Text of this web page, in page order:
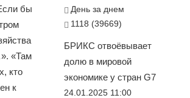
бы
«Там
кто
к
День за днем
1118 (39669)
БРИКС отвоёвывает
долю в мировой
экономике у стран G7
24.01.2025 11:00